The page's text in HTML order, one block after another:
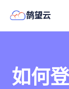
鹄望云
如何